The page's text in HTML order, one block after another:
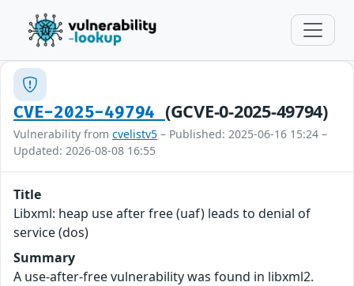
CVE-2025-49794 (GCVE-0-2025-49794)
Vulnerability from cvelistv5 – Published: 2025-06-16 15:24 –
Updated: 2026-08-08 16:55
Title
Libxml: heap use after free (uaf) leads to denial of
service (dos)
Summary
A use-after-free vulnerability was found in libxml2.